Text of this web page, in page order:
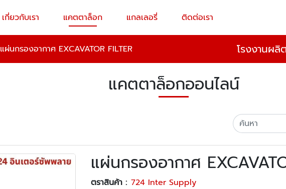
เกี่ยวกับเรา แคตตาล็อก แกลเลอรี่ ติดต่อเรา
แผ่นกรองอากาศ EXCAVATOR FILTER โรงงานผ
แคตตาล็อกออนไลน์
แผ่นกรองอากาศ
ตราสินค้า : 724 Inter Supply